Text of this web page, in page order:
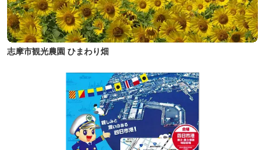
志摩市観光農園 ひまわり畑